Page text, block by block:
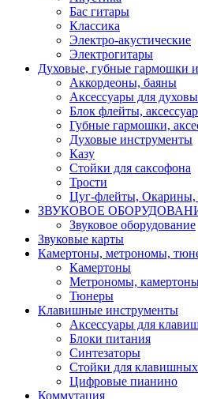
Бас гитары
Классика
Электро-акустические
Электрогитары
Духовые, губные гармошки
Аккордеоны, баяны
Аксессуары для
Блок флейты,
Губные гармошки,
Духовые инструменты
Казу
Стойки для саксофона
Трости
Цуг-флейты, Окарины,
ЗВУКОВОЕ
Звуковое оборудование
Звуковые карты
Камертоны, метрономы,
Камертоны
Метрономы,
Тюнеры
Клавишные инструменты
Аксессуары для
Блоки питания
Синтезаторы
Стойки для клавишных
Цифровые пианино
Коммутация